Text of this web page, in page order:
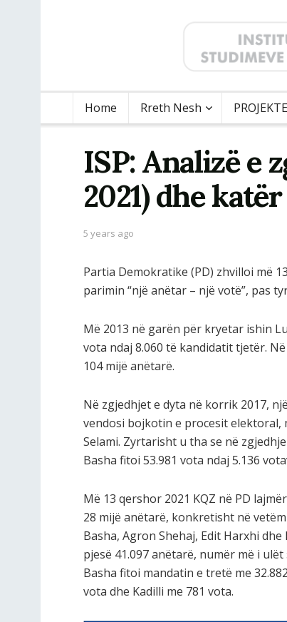
Home Rreth Nesh
ISP: Analizë e
2021) dhe
5 years ago
Partia Demokratike (PD) zhvilloi më
parimin “një anëtar – një votë”, pas
Më 2013 në garën për kryetar ishin
vota ndaj 8.060 të kandidatit tjetër.
104 mijë anëtarë.
Në zgjedhjet e dyta në korrik 2017,
vendosi bojkotin e procesit elektoral,
Selami. Zyrtarisht u tha se në
Basha fitoi 53.981 vota ndaj 5.136
Më 13 qershor 2021 KQZ në PD
28 mijë anëtarë, konkretisht në
Basha, Agron Shehaj, Edit Harxhi
pjesë 41.097 anëtarë, numër më i ulët
Basha fitoi mandatin e tretë me
vota dhe Kadilli me 781 vota.